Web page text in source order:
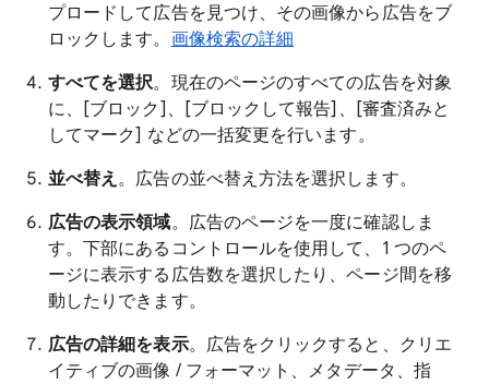
プロードして広告を見つけ、その画像から広告をブ
ロックします。 画像検索の詳細
すべてを選択。現在のページのすべての広告を対象
に、[ブロック]、[ブロックして報告]、[審査済みと
してマーク] などの一括変更を行います。
並べ替え 。広告の並べ替え方法を選択します。
広告の表示領域。広告のページを一度に確認しま
す。下部にあるコントロールを使用して、1 つのペ
ージに表示する広告数を選択したり、ページ間を移
動したりできます。
広告の詳細を表示。広告をクリックすると、クリエ
イティブの画像 / フォーマット、メタデータ、指